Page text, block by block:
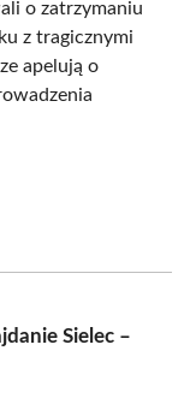
o zatrzymaniu
z tragicznymi
apelują o
Sielec –